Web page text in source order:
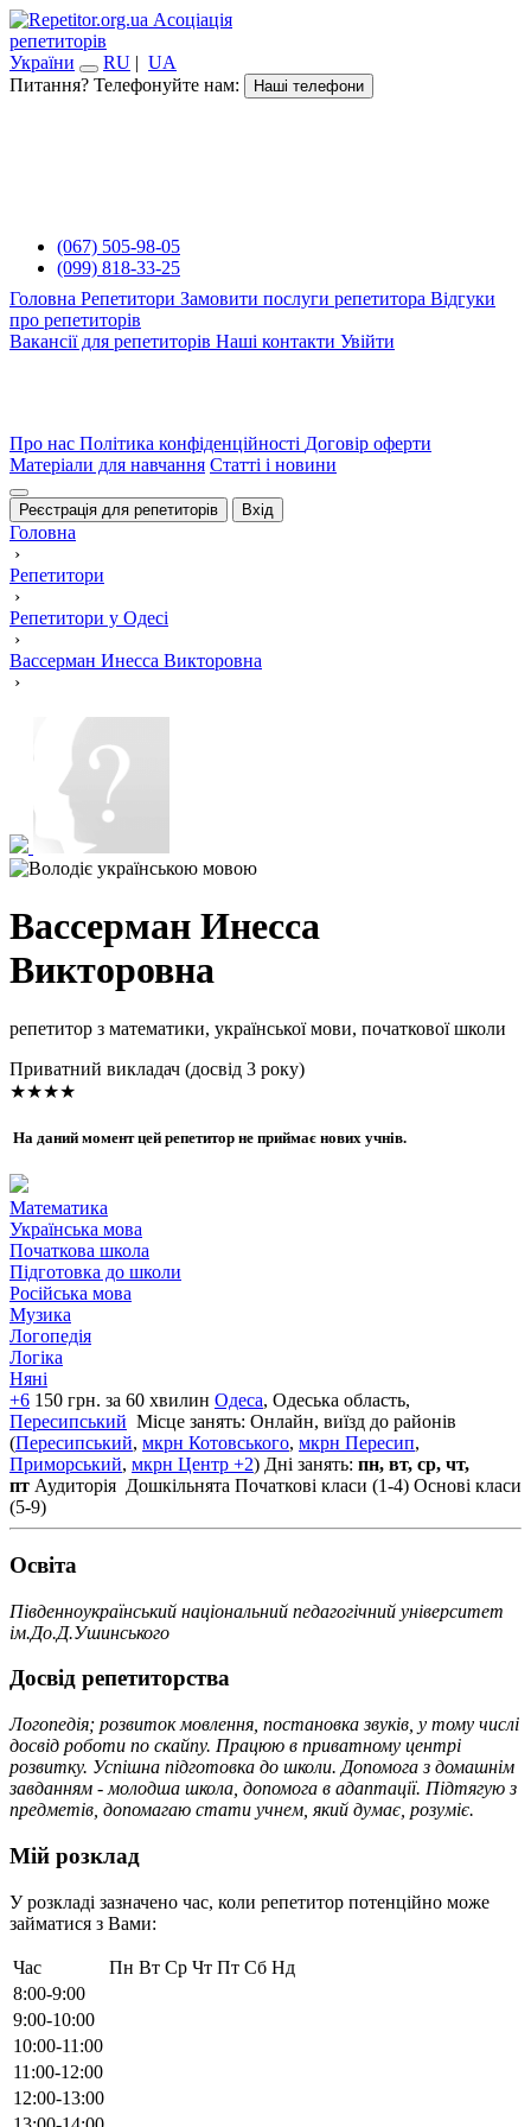
Асоціація
репетиторів
України
RU | UA
Питання? Телефонуйте нам:
Наші телефони
(067) 505-98-05
(099) 818-33-25
Головна Репетитори Замовити послуги репетитора Відгуки
про репетиторів
Вакансії для репетиторів Наші контакти Увійти
Про нас Політика конфіденційності Договір оферти
Матеріали для навчання Статті і новини
Реєстрація для репетиторів Вхід
Головна
›
Репетитори
›
Репетитори у Одесі
›
Вассерман Инесса Викторовна
›
Вассерман Инесса
Викторовна
репетитор з математики, української мови, початкової школи
Приватний викладач (досвід 3 року)
★★★★
На даний момент цей репетитор не приймає нових учнів.
Математика
Українська мова
Початкова школа
Підготовка до школи
Російська мова
Музика
Логопедія
Логіка
Няні
+6 150 грн. за 60 хвилин Одеса, Одеська область,
Пересипський Місце занять: Онлайн, виїзд до районів
(Пересипський, мкрн Котовського, мкрн Пересип,
Приморський, мкрн Центр +2) Дні занять: пн, вт, ср, чт,
пт Аудиторія Дошкільнята Початкові класи (1-4) Основі класи
(5-9)
Освiта
Південноукраїнський національний педагогічний університет
ім.До.Д.Ушинського
Досвід репетиторства
Логопедія; розвиток мовлення, постановка звуків, у тому числі
досвід роботи по скайпу. Працюю в приватному центрі
розвитку. Успішна підготовка до школи. Допомога з домашнім
завданням - молодша школа, допомога в адаптації. Підтягую з
предметів, допомагаю стати учнем, який думає, розуміє.
Мій розклад
У розкладі зазначено час, коли репетитор потенційно може
займатися з Вами:
Час Пн Вт Ср Чт Пт Сб Нд
8:00-9:00
9:00-10:00
10:00-11:00
11:00-12:00
12:00-13:00